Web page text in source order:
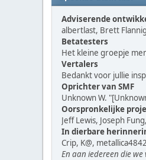
Adviserende
albertlast, Brett
Betatesters
Het kleine groepje
Vertalers
Bedankt voor jullie
Oprichter van SMF
Unknown W.
Oorspronkelijke
Jeff Lewis, Joseph
In dierbare
Crip, K@,
En aan iedereen die